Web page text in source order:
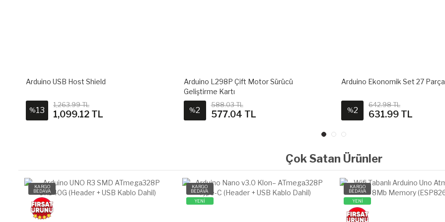
Arduino L298P Çift Motor Sürücü
%2
588.03 TL
577.04 TL
Arduino Ekonomik Set 27 Parça 90 Adet
%2
642.98 TL
631.99 TL
WeMos D1 Arduino ESP8266
%18
1,209.03 TL
989.21 TL
Çok Satan Ürünler
KARGO
BEDAVA
YENİ
KARGO
BEDAVA
YENİ
KARGO
BEDAVA